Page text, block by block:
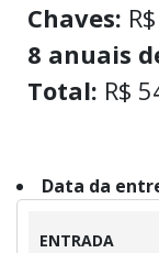
Chaves:
8 anuais
Total: R$
Data da
ENTRADA